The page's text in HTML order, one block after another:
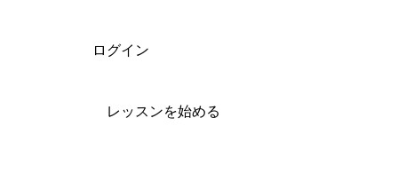
ログイン
レッスンを始める